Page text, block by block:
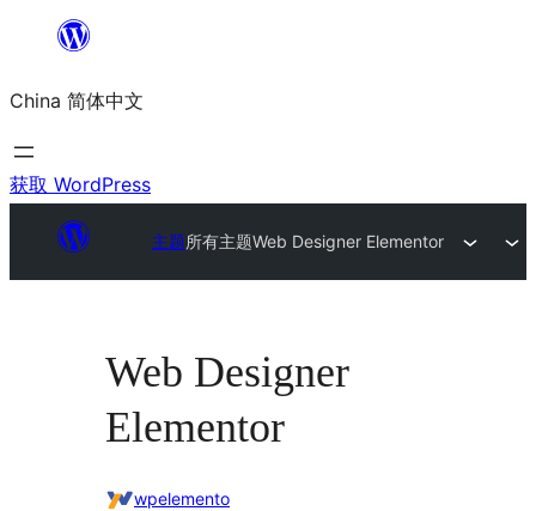
内
容
China 简体中文
获取 WordPress
主题所有主题Web Designer Elementor
Web Designer
Elementor
wpelemento